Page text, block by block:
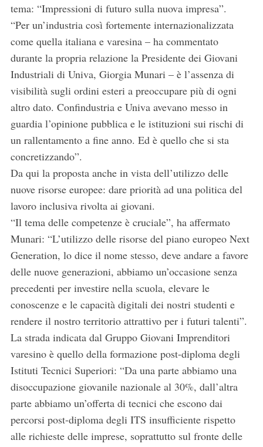
tema: “Impressioni di futuro sulla nuova impresa”.
“Per un’industria così fortemente internazionalizzata
come quella italiana e varesina – ha commentato
durante la propria relazione la Presidente dei Giovani
Industriali di Univa, Giorgia Munari – è l’assenza di
visibilità sugli ordini esteri a preoccupare più di ogni
altro dato. Confindustria e Univa avevano messo in
guardia l’opinione pubblica e le istituzioni sui rischi di
un rallentamento a fine anno. Ed è quello che si sta
concretizzando”.
Da qui la proposta anche in vista dell’utilizzo delle
nuove risorse europee: dare priorità ad una politica del
lavoro inclusiva rivolta ai giovani.
“Il tema delle competenze è cruciale”, ha affermato
Munari: “L’utilizzo delle risorse del piano europeo Next
Generation, lo dice il nome stesso, deve andare a favore
delle nuove generazioni, abbiamo un’occasione senza
precedenti per investire nella scuola, elevare le
conoscenze e le capacità digitali dei nostri studenti e
rendere il nostro territorio attrattivo per i futuri talenti”.
La strada indicata dal Gruppo Giovani Imprenditori
varesino è quello della formazione post-diploma degli
Istituti Tecnici Superiori: “Da una parte abbiamo una
disoccupazione giovanile nazionale al 30%, dall’altra
parte abbiamo un’offerta di tecnici che escono dai
percorsi post-diploma degli ITS insufficiente rispetto
alle richieste delle imprese, soprattutto sul fronte delle